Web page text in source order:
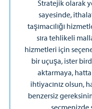
Stratejik olarak
sayesinde,
taşımacılığı
sıra tehlikeli
hizmetleri için
bir uçuşa, ister
aktarmaya,
ihtiyacınız olsun,
benzersiz
seçmenizde